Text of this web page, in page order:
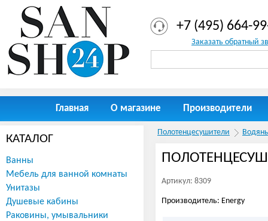
+7 (495) 664-
Заказать обратный
Главная О магазине Производители
Полотенцесушители
Артикул: 8309
Производитель: Energy
КАТАЛОГ
Ванны
Мебель для ванной комнаты
Унитазы
Душевые кабины
Раковины, умывальники